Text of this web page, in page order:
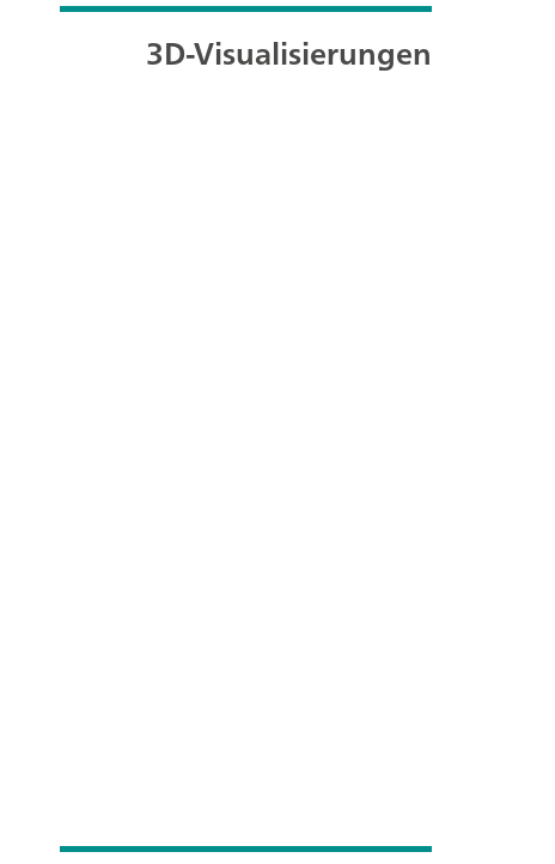
3D-Visualisierungen